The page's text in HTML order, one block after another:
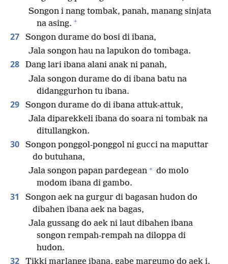
Songon i nang tombak, panah, manang sinjata
na asing. +
27
Songon durame do bosi di ibana,
Jala songon hau na lapukon do tombaga.
28
Dang lari ibana alani anak ni panah,
Jala songon durame do di ibana batu na
didanggurhon tu ibana.
29
Songon durame do di ibana attuk-attuk,
Jala diparekkeli ibana do soara ni tombak na
ditullangkon.
30
Songon ponggol-ponggol ni gucci na maputtar
do butuhana,
Jala songon papan pardegean + do molo
modom ibana di gambo.
31
Songon aek na gurgur di bagasan hudon do
dibahen ibana aek na bagas,
Jala gussang do aek ni laut dibahen ibana
songon rempah-rempah na diloppa di
hudon.
32
Tikki marlange ibana, gabe margumo do aek i.